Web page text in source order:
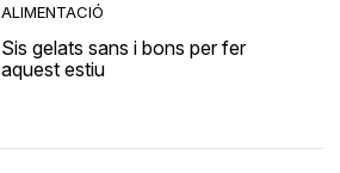
ALIMENTACIÓ
Sis gelats sans i bons per fer
aquest estiu